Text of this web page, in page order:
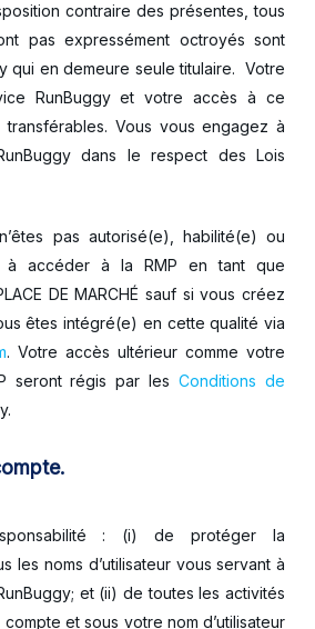
contraire des présentes, tous
pas expressément octroyés sont
qui en demeure seule titulaire. Votre
RunBuggy et votre accès à ce
Vous vous engagez à
dans le respect des Lois
pas autorisé(e), habilité(e) ou
à accéder à la RMP en tant que
DE MARCHÉ sauf si vous créez
êtes intégré(e) en cette qualité via
. Votre accès ultérieur comme votre
seront régis par lesConditions de
: (i) de protéger la
les noms d’utilisateur vous servant à
et (ii) de toutes les activités
et sous votre nom d’utilisateur